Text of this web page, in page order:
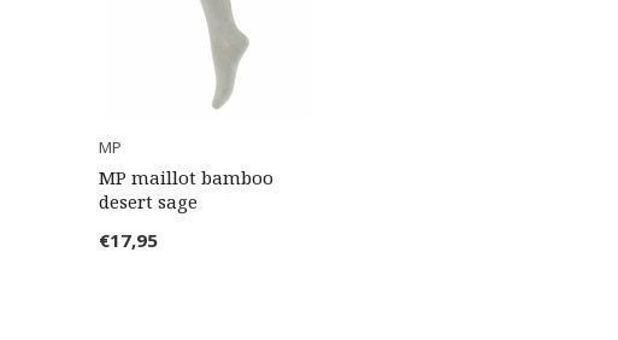
MP
MP maillot bamboo
desert sage
€17,95